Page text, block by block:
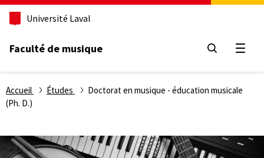
Aller
principal
Université Laval
Faculté de musique
Fil
d'Ariane
Accueil Études
Doctorat en musique - éducation musicale
(Ph. D.)